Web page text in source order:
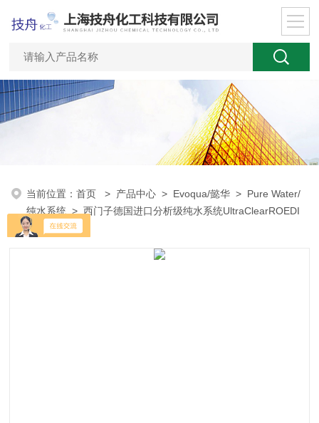
当前位置：首页 > 产品中心 > Evoqua/懿华 > Pure Water/
纯水系统 > 西门子德国进口分析级纯水系统UltraClearROEDI